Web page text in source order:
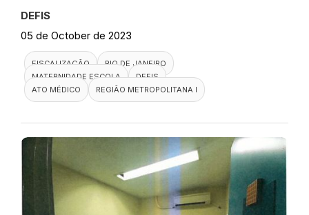
DEFIS
05 de October de 2023
FISCALIZAÇÃO
RIO DE JANEIRO
MATERNIDADE ESCOLA
DEFIS
ATO MÉDICO
REGIÃO METROPOLITANA I